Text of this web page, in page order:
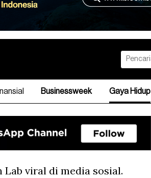
Businessweek Gaya Hidup
viral di media sosial.